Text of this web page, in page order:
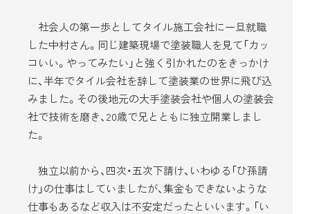
社会人の第一歩としてタイル施工会社に一旦就職
した中村さん。同じ建築現場で塗装職人を見て「カッ
コいい。やってみたい」と強く引かれたのをきっかけ
に、半年でタイル会社を辞して塗装業の世界に飛び込
みました。その後地元の大手塗装会社や個人の塗装会
社で技術を磨き、20歳で兄とともに独立開業しまし
た。
独立以前から、四次・五次下請け、いわゆる「ひ孫請
け」の仕事はしていましたが、集金もできないような
仕事もあるなど収入は不安定だったといいます。「い